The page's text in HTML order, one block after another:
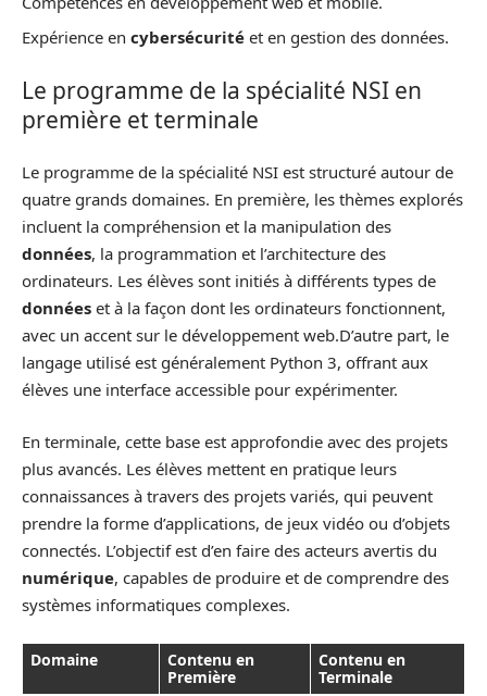
Expérience en cybersécurité et en gestion des données.
Le programme de la spécialité NSI en
première et terminale
Le programme de la spécialité NSI est structuré autour de
quatre grands domaines. En première, les thèmes explorés
incluent la compréhension et la manipulation des
données, la programmation et l’architecture des
ordinateurs. Les élèves sont initiés à différents types de
données et à la façon dont les ordinateurs fonctionnent,
avec un accent sur le développement web.D’autre part, le
langage utilisé est généralement Python 3, offrant aux
élèves une interface accessible pour expérimenter.
En terminale, cette base est approfondie avec des projets
plus avancés. Les élèves mettent en pratique leurs
connaissances à travers des projets variés, qui peuvent
prendre la forme d’applications, de jeux vidéo ou d’objets
connectés. L’objectif est d’en faire des acteurs avertis du
numérique, capables de produire et de comprendre des
systèmes informatiques complexes.
Domaine
Contenu en
Première
Contenu en
Terminale